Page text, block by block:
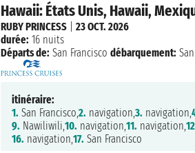
Hawaii: États Unis, Hawaii,
RUBY PRINCESS |23 OCT. 2026
durée: 16 nuits
Départs de: San Francisco débarquement:
itinéraire:
1. San Francisco,2. navigation,3. navigation,
9. Nawiliwili,10. navigation,11. navigation,
16. navigation,17. San Francisco